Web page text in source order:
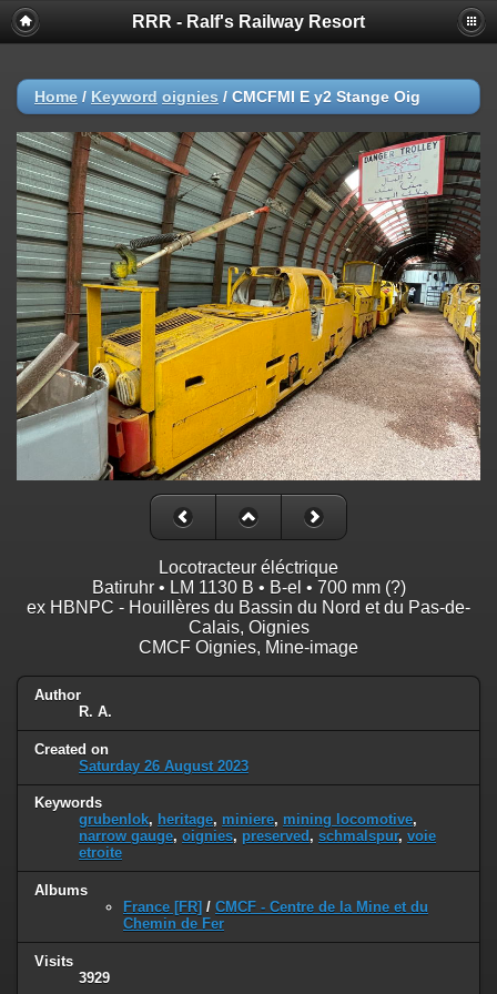
RRR - Ralf's Railway Resort
Home / Keyword oignies / CMCFMI E y2 Stange Oig
Locotracteur éléctrique
Batiruhr • LM 1130 B • B-el • 700 mm (?)
ex HBNPC - Houillères du Bassin du Nord et du Pas-de-
Calais, Oignies
CMCF Oignies, Mine-image
Author
R. A.
Created on
Saturday 26 August 2023
Keywords
grubenlok, heritage, miniere, mining locomotive,
narrow gauge, oignies, preserved , schmalspur, voie
etroite
Albums
France [FR] / CMCF - Centre de la Mine et du
Chemin de Fer
Visits
3929